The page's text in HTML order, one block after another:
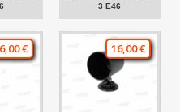
3 E46
€ 16,00 €